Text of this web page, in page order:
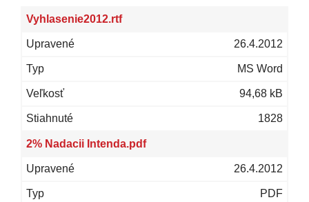
Vyhlasenie2012.rtf
26.4.2012
MS Word
94,68 kB
1828
2% Nadacii Intenda.pdf
26.4.2012
PDF